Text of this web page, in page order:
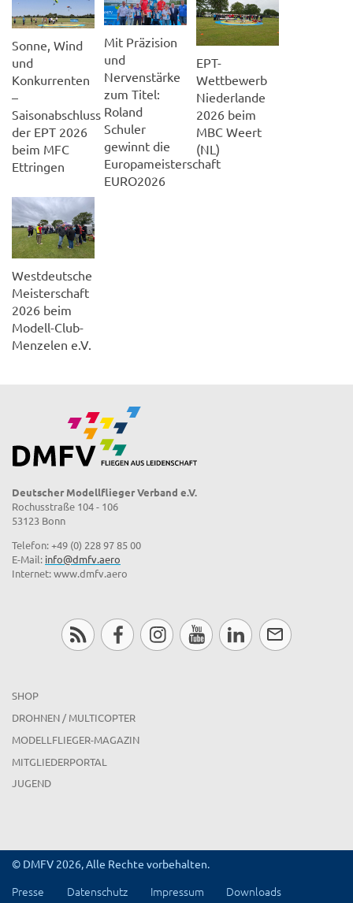
Sonne, Wind
und
Konkurrenten
–
Saisonabschluss
der EPT 2026
beim MFC
Ettringen
Mit Präzision
und
Nervenstärke
zum Titel:
Roland
Schuler
gewinnt die
Europameisterschaft
EURO2026
EPT-
Wettbewerb
Niederlande
2026 beim
MBC Weert
(NL)
Westdeutsche
Meisterschaft
2026 beim
Modell-Club-
Menzelen e.V.
Deutscher Modellflieger Verband e.V.
Rochusstraße 104 - 106
53123 Bonn
Telefon: +49 (0) 228 97 85 00
E-Mail: info@dmfv.aero
Internet: www.dmfv.aero
SHOP
DROHNEN / MULTICOPTER
MODELLFLIEGER-MAGAZIN
MITGLIEDERPORTAL
JUGEND
© DMFV 2026, Alle Rechte vorbehalten.
Presse Datenschutz Impressum
Downloads